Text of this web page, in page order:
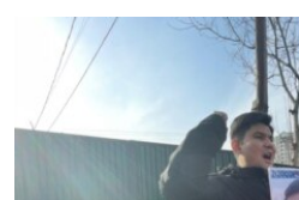
поискуЎЗБЕКЧА
ТОҶИКӢ
Все сайты РСЕ/РС